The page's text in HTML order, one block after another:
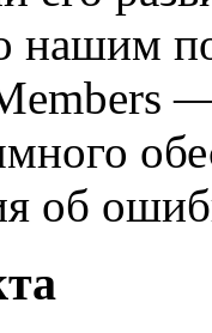
нашим
об